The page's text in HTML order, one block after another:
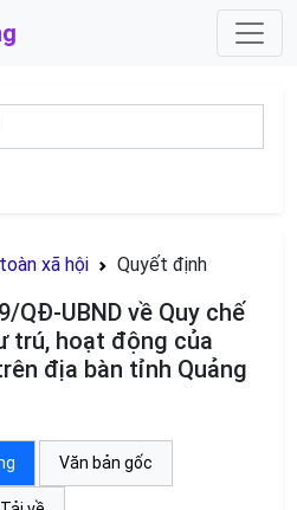
xã hội Quyết định
QĐ-UBND về Quy chế
trú, hoạt động của
địa bàn tỉnh Quảng
Văn bản gốc